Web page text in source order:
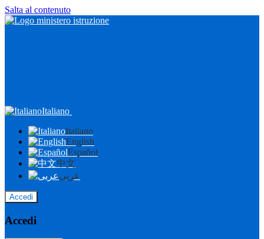
Salta al contenuto
Italiano
Italiano
English
Español
中文
عربى
Accedi
Accedi